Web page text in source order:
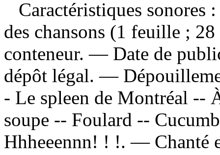
Caractéristiques sonores
des chansons (1 feuille ;
conteneur. — Date de
dépôt légal. —
- Le spleen de Montréal --
soupe -- Foulard --
Hhheeennn! ! !. — Chanté